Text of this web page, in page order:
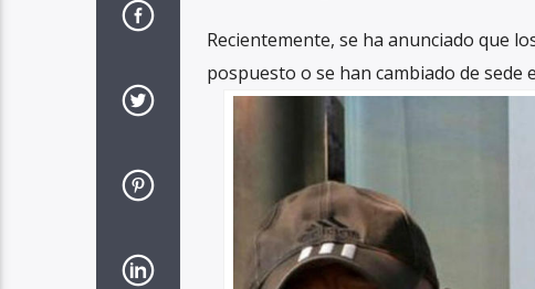
Recientemente, se ha anunciado que
pospuesto o se han cambiado de